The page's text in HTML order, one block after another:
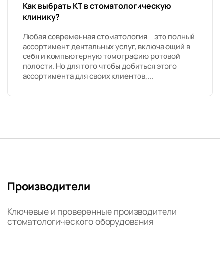
Как выбрать КТ в стоматологическую
клинику?
Любая современная стоматология – это полный
ассортимент дентальных услуг, включающий в
себя и компьютерную томографию ротовой
полости. Но для того чтобы добиться этого
ассортимента для своих клиентов,...
Производители
Ключевые и проверенные производители
стоматологического оборудования